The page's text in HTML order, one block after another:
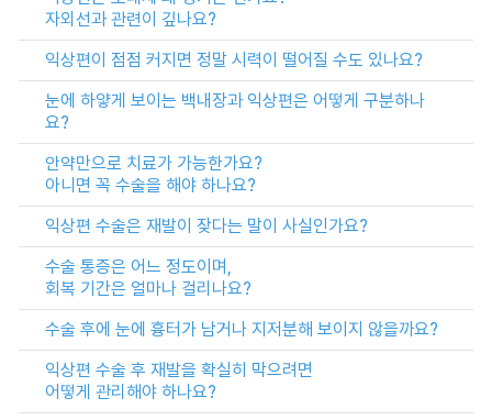
자외선과 관련이 깊나요?
익상편이 점점 커지면 정말 시력이 떨어질 수도 있나요?
눈에 하얗게 보이는 백내장과 익상편은 어떻게 구분하나
요?
안약만으로 치료가 가능한가요?
아니면 꼭 수술을 해야 하나요?
익상편 수술은 재발이 잦다는 말이 사실인가요?
수술 통증은 어느 정도이며,
회복 기간은 얼마나 걸리나요?
수술 후에 눈에 흉터가 남거나 지저분해 보이지 않을까요?
익상편 수술 후 재발을 확실히 막으려면
어떻게 관리해야 하나요?